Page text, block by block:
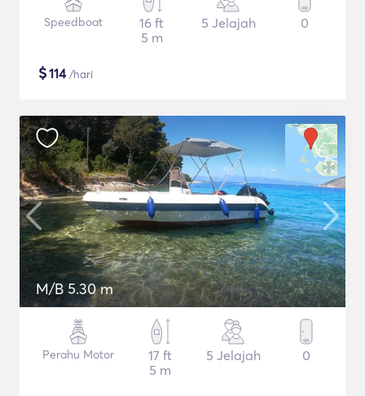
Speedboat
16 ft
5 m
5 Jelajah 0
$114/hari
M/B 5.30 m
Perahu Motor
17 ft
5 m
5 Jelajah 0